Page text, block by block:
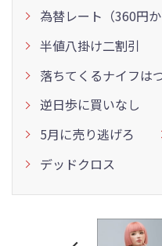
為替レート（360円
半値八掛け二割引
落ちてくるナイフは
逆日歩に買いなし
5月に売り逃げろ
デッドクロス